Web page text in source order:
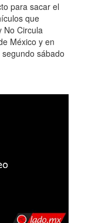
para sacar el
que
No Circula
México y en
sábado